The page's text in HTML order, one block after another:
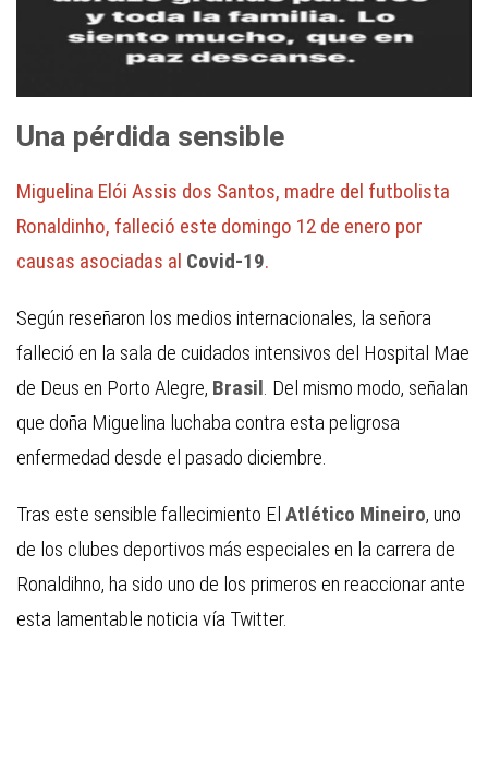
Una pérdida sensible
Miguelina Elói Assis dos Santos, madre del futbolista
Ronaldinho, falleció este domingo 12 de enero por
causas asociadas al Covid-19.
Según reseñaron los medios internacionales, la señora
falleció en la sala de cuidados intensivos del Hospital Mae
de Deus en Porto Alegre, Brasil. Del mismo modo, señalan
que doña Miguelina luchaba contra esta peligrosa
enfermedad desde el pasado diciembre.
Tras este sensible fallecimiento El Atlético Mineiro, uno
de los clubes deportivos más especiales en la carrera de
Ronaldihno, ha sido uno de los primeros en reaccionar ante
esta lamentable noticia vía Twitter.